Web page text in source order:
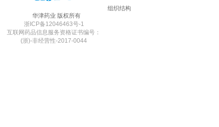
华津药业 版权所有
浙ICP备12046463号-1
互联网药品信息服务资格证书编号：
(浙)-非经营性-2017-0044
组织结构